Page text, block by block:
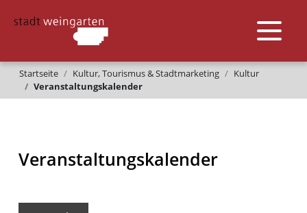
Startseite Kultur, Tourismus & Stadtmarketing
Kultur
Veranstaltungskalender
Veranstaltungskalender